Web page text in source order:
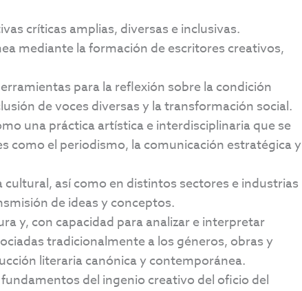
críticas amplias, diversas e inclusivas.
mediante la formación de escritores creativos,
para la reflexión sobre la condición
de voces diversas y la transformación social.
una práctica artística e interdisciplinaria que se
como el periodismo, la comunicación estratégica y
así como en distintos sectores e industrias
de ideas y conceptos.
y, con capacidad para analizar e interpretar
tradicionalmente a los géneros, obras y
literaria canónica y contemporánea.
del ingenio creativo del oficio del